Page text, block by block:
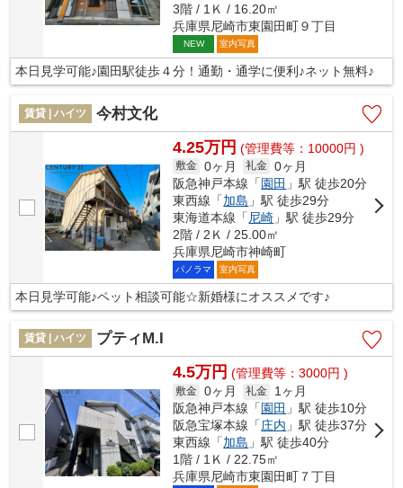
3階 / 1Ｋ / 16.20㎡
兵庫県尼崎市東園田町９丁目
NEW 室内写真
本日見学可能♪園田駅徒歩４分！通勤・通学に便利♪ネット無料♪
賃貸 | ハイツ 今村文化
4.25万円 (管理費等：10000円 )
敷金 0ヶ月 礼金 0ヶ月
阪急神戸本線「園田 」駅 徒歩20分
東西線「加島 」駅 徒歩29分
東海道本線「尼崎 」駅 徒歩29分
2階 / 2Ｋ / 25.00㎡
兵庫県尼崎市神崎町
パノラマ 室内写真
本日見学可能♪ペット相談可能☆新婚様にオススメです♪
賃貸 | ハイツ プティM.I
4.5万円 (管理費等：3000円 )
敷金 0ヶ月 礼金
1ヶ月
阪急神戸本線「園田 」駅 徒歩10分
阪急宝塚本線「庄内 」駅 徒歩37分
東西線「加島 」駅 徒歩40分
1階 / 1Ｋ / 22.75㎡
兵庫県尼崎市東園田町７丁目